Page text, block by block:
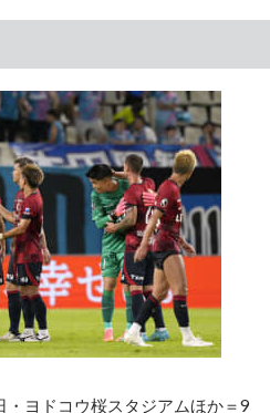
ヨドコウ桜スタジアムほか＝9